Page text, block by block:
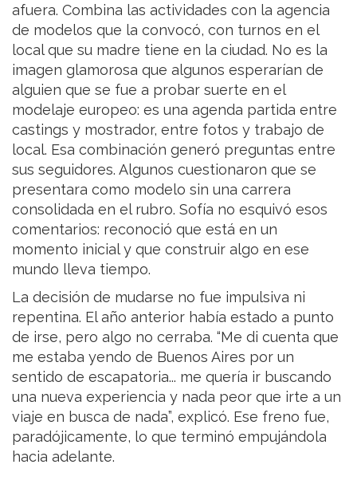
afuera. Combina las actividades con la agencia
de modelos que la convocó, con turnos en el
local que su madre tiene en la ciudad. No es la
imagen glamorosa que algunos esperarían de
alguien que se fue a probar suerte en el
modelaje europeo: es una agenda partida entre
castings y mostrador, entre fotos y trabajo de
local. Esa combinación generó preguntas entre
sus seguidores. Algunos cuestionaron que se
presentara como modelo sin una carrera
consolidada en el rubro. Sofía no esquivó esos
comentarios: reconoció que está en un
momento inicial y que construir algo en ese
mundo lleva tiempo.
La decisión de mudarse no fue impulsiva ni
repentina. El año anterior había estado a punto
de irse, pero algo no cerraba. “Me di cuenta que
me estaba yendo de Buenos Aires por un
sentido de escapatoria... me quería ir buscando
una nueva experiencia y nada peor que irte a un
viaje en busca de nada”, explicó. Ese freno fue,
paradójicamente, lo que terminó empujándola
hacia adelante.